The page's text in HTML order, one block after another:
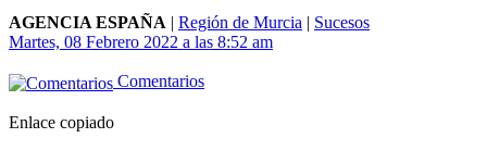
AGENCIA ESPAÑA | Región de Murcia | Sucesos
Martes, 08 Febrero 2022 a las 8:52 am
Comentarios
Enlace copiado